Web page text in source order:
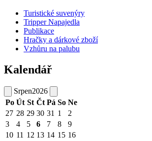
Turistické suvenýry
Tripper Napajedla
Publikace
Hračky a dárkové zboží
Vzhůru na palubu
Kalendář
Srpen2026
Po Út St Čt Pá So Ne
27 28 29 30 31 1
2
3
4 5 6 7 8
9
10 11 12 13 14 15 16